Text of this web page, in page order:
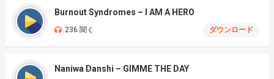
Burnout Syndromes – I AM A HERO
236 聞く ダウンロード
Naniwa Danshi – GIMME THE DAY